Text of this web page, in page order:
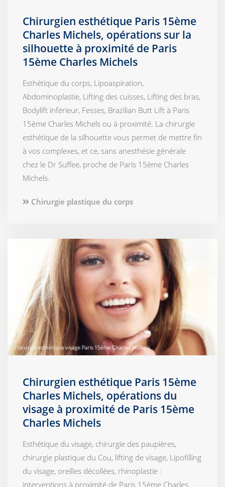
Chirurgien esthétique Paris 15ème
Charles Michels, opérations sur la
silhouette à proximité de Paris
15ème Charles Michels
Esthétique du corps, Lipoaspiration,
Abdominoplastie, Lifting des cuisses, Lifting des bras,
Bodylift inférieur, Fesses, Brazilian Butt Lift à Paris
15ème Charles Michels ou à proximité. La chirurgie
esthétique de la silhouette vous permet de mettre fin
à vos complexes, et ce, sans anesthésie générale
chez le Dr Suffee, proche de Paris 15ème Charles
Michels.
Chirurgie plastique du corps
Chirurgien esthétique Paris 15ème
Charles Michels, opérations du
visage à proximité de Paris 15ème
Charles Michels
Esthétique du visage, chirurgie des paupières,
chirurgie plastique du Cou, lifting de visage, Lipofilling
du visage, oreilles décollées, rhinoplastie :
interventions à proximité de Paris 15ème Charles